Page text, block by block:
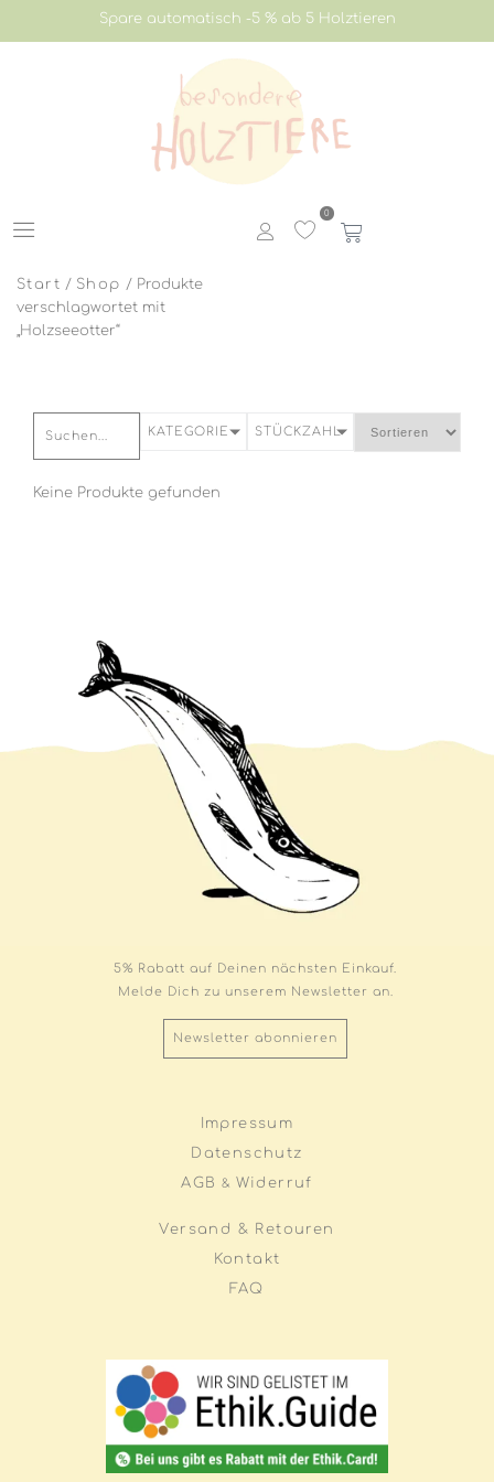
Spare automatisch -5 % ab 5 Holztieren
0
Start / Shop / Produkte
verschlagwortet mit
„Holzseeotter“
KATEGORIE STÜCKZAHL
Keine Produkte gefunden
5% Rabatt auf Deinen nächsten Einkauf.
Melde Dich zu unserem Newsletter an.
Newsletter abonnieren
Impressum
Datenschutz
AGB & Widerruf
Versand & Retouren
Kontakt
FAQ